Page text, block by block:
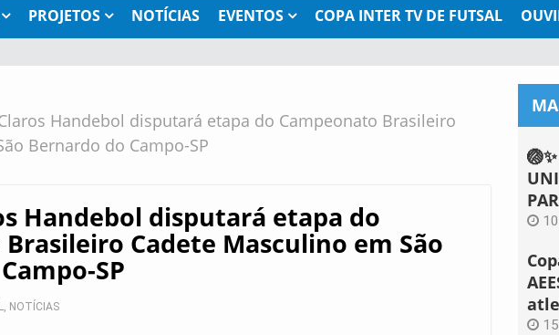
PROJETOS NOTÍCIAS EVENTOS COPA INTER TV DE FUTSAL
Handebol disputará etapa do Campeonato Brasileiro
Bernardo do Campo-SP
Handebol disputará etapa do
Cadete Masculino em São
SP
, NOTÍCIAS